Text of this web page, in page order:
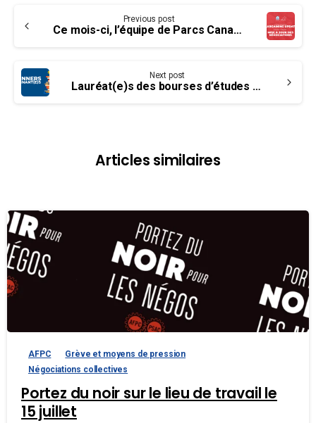
Reading
Previous post
Ce mois-ci, l’équipe de Parcs Canada reprend avec vigueur les négos
Next post
Lauréat(e)s des bourses d’études postsecondaires de 2022 de l’UCET
Articles similaires
AFPC
Grève et moyens de pression
Négociations collectives
Portez du noir sur le lieu de travail le
15 juillet